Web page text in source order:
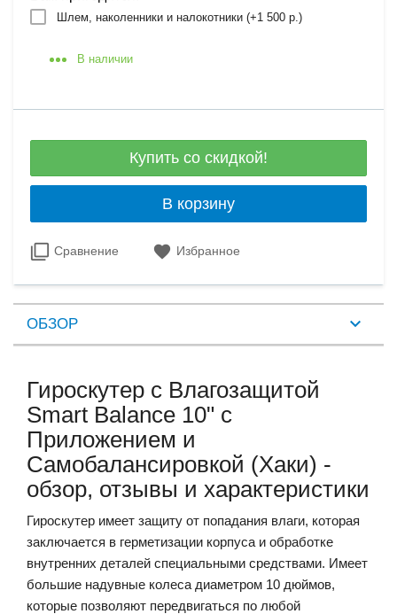
Шлем, наколенники и налокотники (+1 500 р.)
В наличии
Купить со скидкой!
В корзину
Сравнение Избранное
ОБЗОР
Гироскутер с Влагозащитой
Smart Balance 10" c
Приложением и
Самобалансировкой (Хаки) -
обзор, отзывы и характеристики
Гироскутер имеет защиту от попадания влаги, которая
заключается в герметизации корпуса и обработке
внутренних деталей специальными средствами. Имеет
большие надувные колеса диаметром 10 дюймов,
которые позволяют передвигаться по любой